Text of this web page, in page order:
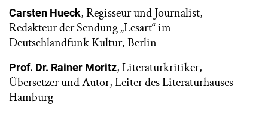
Carsten Hueck, Regisseur und Journalist,
Redakteur der Sendung „Lesart“ im
Deutschlandfunk Kultur, Berlin
Prof. Dr. Rainer Moritz, Literaturkritiker,
Übersetzer und Autor, Leiter des Literaturhauses
Hamburg